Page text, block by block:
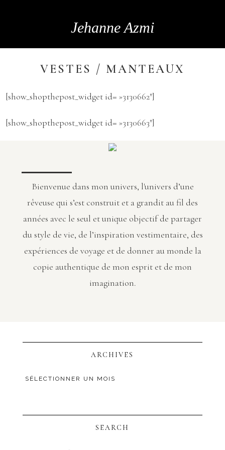
Jehanne Azmi
VESTES / MANTEAUX
[show_shopthepost_widget id= »3130662″]
[show_shopthepost_widget id= »3130663″]
Bienvenue dans mon univers, l'univers d’une
rêveuse qui s’est construit et a grandit au fil des
années avec le seul et unique objectif de partager
du style de vie, de l’inspiration vestimentaire, des
expériences de voyage et de donner au monde la
copie authentique de mon esprit et de mon
imagination.
ARCHIVES
SEARCH